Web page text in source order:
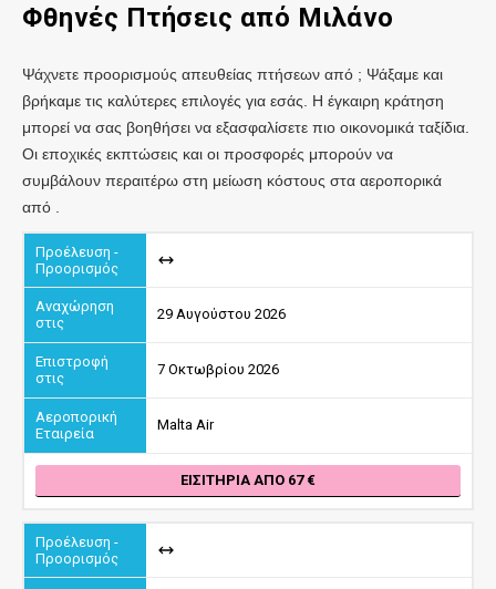
Φθηνές Πτήσεις από Μιλάνο
Ψάχνετε προορισμούς απευθείας πτήσεων από ; Ψάξαμε και
βρήκαμε τις καλύτερες επιλογές για εσάς. Η έγκαιρη κράτηση
μπορεί να σας βοηθήσει να εξασφαλίσετε πιο οικονομικά ταξίδια.
Οι εποχικές εκπτώσεις και οι προσφορές μπορούν να
συμβάλουν περαιτέρω στη μείωση κόστους στα αεροπορικά
από .
29 Αυγούστου 2026
7 Οκτωβρίου 2026
Malta Air
ΕΙΣΙΤΉΡΙΑ ΑΠΌ 67